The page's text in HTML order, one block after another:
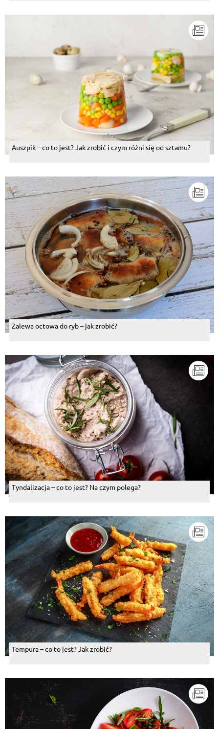
Auszpik – co to jest? Jak zrobić i czym różni się od sztamu?
Zalewa octowa do ryb – jak zrobić?
Tyndalizacja – co to jest? Na czym polega?
Tempura – co to jest? Jak zrobić?